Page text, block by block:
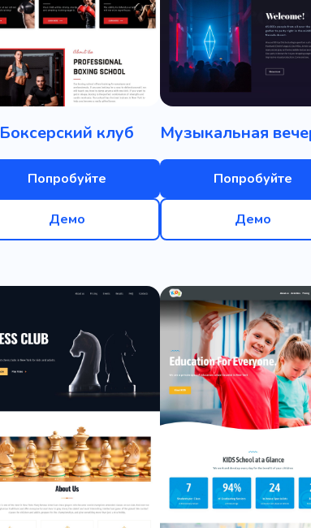
Боксерский клуб
Попробуйте
Демо
Попробуйте
Демо